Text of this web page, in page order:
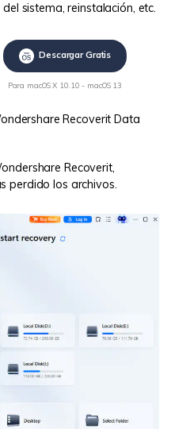
sistema, reinstalación, etc.
Descargar Gratis
Para macOS X 10.10 - macOS 13
Recoverit Data
Recoverit,
perdido los archivos.